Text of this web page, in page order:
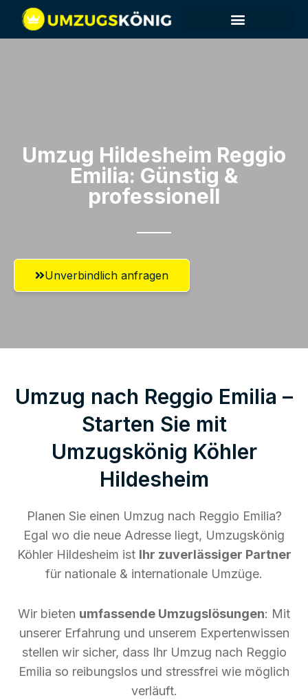
Umzug Hildesheim​ Reggio
Emilia: Günstig &
professionell​
Unverbindlich anfragen
Umzug nach Reggio Emilia –
Starten Sie mit
Umzugskönig Köhler
Hildesheim
Planen Sie einen Umzug nach Reggio Emilia?
Egal wo die neue Adresse liegt, Umzugskönig
Köhler Hildesheim ist Ihr zuverlässiger Partner
für nationale & internationale Umzüge.
Wir bieten umfassende Umzugslösungen: Mit
unserer Erfahrung und unserem Expertenwissen
stellen wir sicher, dass Ihr Umzug nach Reggio
Emilia so reibungslos und stressfrei wie möglich
verläuft.